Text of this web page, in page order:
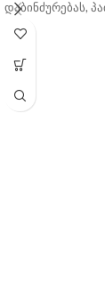
დაბინძურებას,
ვირუსებს,
შემთხვევაში,
ჰერბიციდებს.